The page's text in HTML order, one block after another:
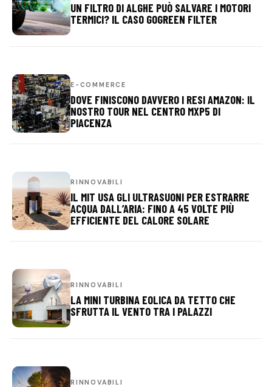
UN FILTRO DI ALGHE PUÒ SALVARE I MOTORI
TERMICI? IL CASO GOGREEN FILTER
E-COMMERCE
DOVE FINISCONO DAVVERO I RESI AMAZON: IL
NOSTRO TOUR NEL CENTRO MXP5 DI
PIACENZA
RINNOVABILI
IL MIT USA GLI ULTRASUONI PER ESTRARRE
ACQUA DALL’ARIA: FINO A 45 VOLTE PIÙ
EFFICIENTE DEL CALORE SOLARE
RINNOVABILI
LA MINI TURBINA EOLICA DA TETTO CHE
SFRUTTA IL VENTO TRA I PALAZZI
RINNOVABILI